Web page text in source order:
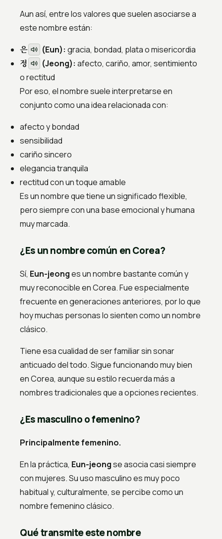
Aun así, entre los valores que suelen asociarse a
este nombre están:
은 (Eun): gracia, bondad, plata o misericordia
정 (Jeong): afecto, cariño, amor, sentimiento
o rectitud
Por eso, el nombre suele interpretarse en
conjunto como una idea relacionada con:
afecto y bondad
sensibilidad
cariño sincero
elegancia tranquila
rectitud con un toque amable
Es un nombre que tiene un significado flexible,
pero siempre con una base emocional y humana
muy marcada.
¿Es un nombre común en Corea?
Sí, Eun-jeonges un nombre bastante común y
muy reconocible en Corea. Fue especialmente
frecuente en generaciones anteriores, por lo que
hoy muchas personas lo sienten como un nombre
clásico.
Tiene esa cualidad de ser familiar sin sonar
anticuado del todo. Sigue funcionando muy bien
en Corea, aunque su estilo recuerda más a
nombres tradicionales que a opciones recientes.
¿Es masculino o femenino?
Principalmente femenino.
En la práctica, Eun-jeongse asocia casi siempre
con mujeres. Su uso masculino es muy poco
habitual y, culturalmente, se percibe como un
nombre femenino clásico.
Qué transmite este nombre